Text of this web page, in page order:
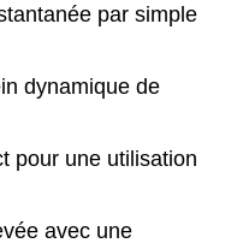
par simple
dynamique de
pour une utilisation
avec une